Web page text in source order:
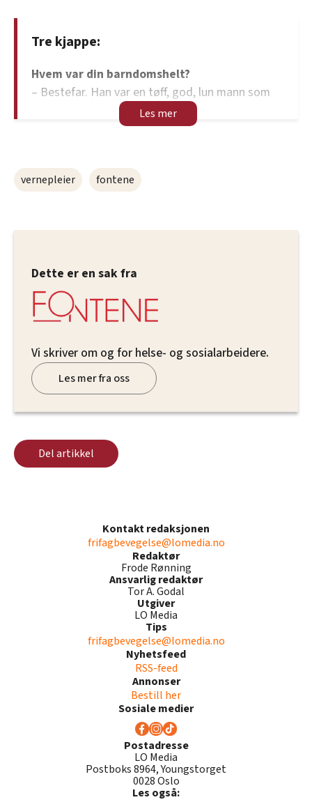
Tre kjappe:
Hvem var din barndomshelt?
– Bestefar. Han var en tøff, god, lun mann som
sto opp for det han trodde på.
Hvem vil du stå fast i heisen med?
vernepleier fontene
Dette er en sak fra
Vi skriver om og for helse- og sosialarbeidere.
Les mer fra oss
Del artikkel
Kontakt redaksjonen
frifagbevegelse@lomedia.no
Redaktør
Frode Rønning
Ansvarlig redaktør
Tor A. Godal
Utgiver
LO Media
Tips
frifagbevegelse@lomedia.no
Nyhetsfeed
RSS-feed
Annonser
Bestill her
Sosiale medier
Postadresse
LO Media
Postboks 8964, Youngstorget
0028 Oslo
Les også: